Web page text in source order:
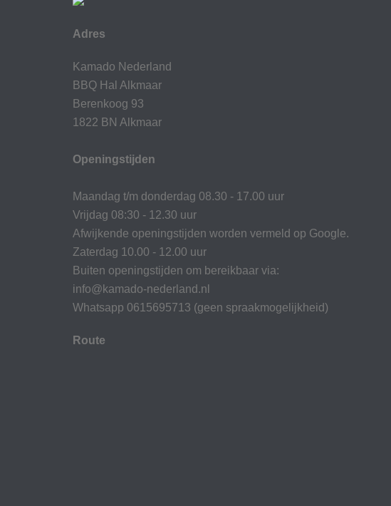
Adres
Kamado Nederland
BBQ Hal Alkmaar
Berenkoog 93
1822 BN Alkmaar
Openingstijden
Maandag t/m donderdag 08.30 - 17.00 uur
Vrijdag 08:30 - 12.30 uur
Afwijkende openingstijden worden vermeld op Google.
Zaterdag 10.00 - 12.00 uur
Buiten openingstijden om bereikbaar via:
info@kamado-nederland.nl
Whatsapp 0615695713 (geen spraakmogelijkheid)
Route